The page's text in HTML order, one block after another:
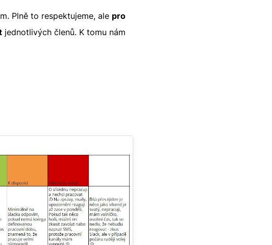
Plně to respektujeme, ale pro
jednotlivých členů. K tomu nám